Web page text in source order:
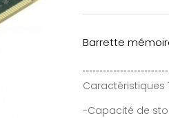
Barrette
Caractéristiques
-Capacité de